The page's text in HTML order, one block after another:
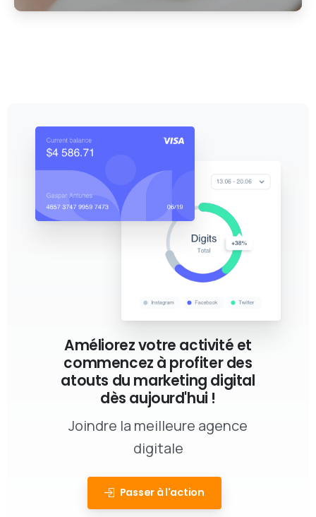
Améliorez votre activité et
commencez à profiter des
atouts du marketing digital
dès aujourd'hui !
Joindre la meilleure agence
digitale
Passer à l'action